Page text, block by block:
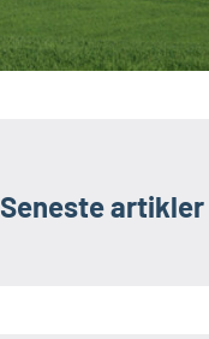
Seneste artikler